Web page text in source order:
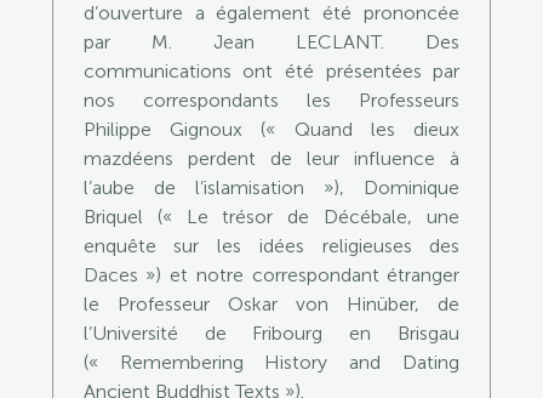
d’ouverture a également été prononcée
par M. Jean LECLANT. Des
communications ont été présentées par
nos correspondants les Professeurs
Philippe Gignoux (« Quand les dieux
mazdéens perdent de leur influence à
l’aube de l’islamisation »), Dominique
Briquel (« Le trésor de Décébale, une
enquête sur les idées religieuses des
Daces ») et notre correspondant étranger
le Professeur Oskar von Hinüber, de
l’Université de Fribourg en Brisgau
(« Remembering History and Dating
Ancient Buddhist Texts »).